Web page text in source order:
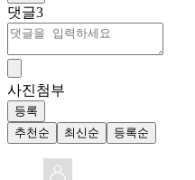
댓글3
사진첨부
등록
추천순
최신순 등록순